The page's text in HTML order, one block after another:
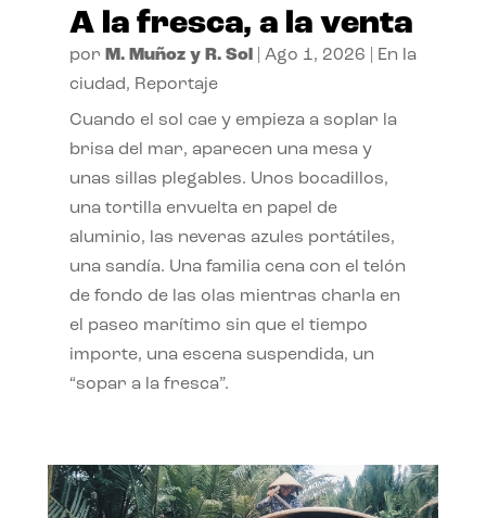
A la fresca, a la venta
por M. Muñoz y R. Sol| Ago 1, 2026
En la
ciudad, Reportaje
Cuando el sol cae y empieza a soplar la
brisa del mar, aparecen una mesa y
unas sillas plegables. Unos bocadillos,
una tortilla envuelta en papel de
aluminio, las neveras azules portátiles,
una sandía. Una familia cena con el telón
de fondo de las olas mientras charla en
el paseo marítimo sin que el tiempo
importe, una escena suspendida, un
“sopar a la fresca”.